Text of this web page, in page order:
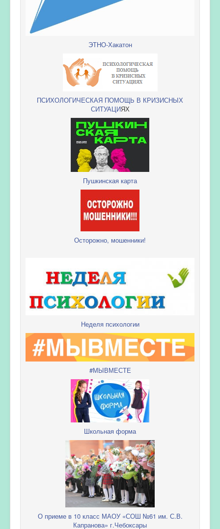
ЭТНО-Хакатон
ПСИХОЛОГИЧЕСКАЯ ПОМОЩЬ В КРИЗИСНЫХ
СИТУАЦИЯХ
Пушкинская карта
Осторожно, мошенники!
Неделя психологии
#МЫВМЕСТЕ
Школьная форма
О приеме в 10 класс МАОУ «СОШ №61 им. С.В.
Капранова» г.Чебоксары